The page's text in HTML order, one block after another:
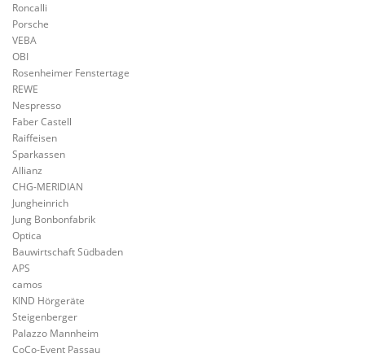
Roncalli
Porsche
VEBA
OBI
Rosenheimer Fenstertage
REWE
Nespresso
Faber Castell
Raiffeisen
Sparkassen
Allianz
CHG-MERIDIAN
Jungheinrich
Jung Bonbonfabrik
Optica
Bauwirtschaft Südbaden
APS
camos
KIND Hörgeräte
Steigenberger
Palazzo Mannheim
CoCo-Event Passau